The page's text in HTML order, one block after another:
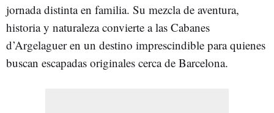
jornada distinta en familia. Su mezcla de aventura,
historia y naturaleza convierte a las Cabanes
d’Argelaguer en un destino imprescindible para quienes
buscan escapadas originales cerca de Barcelona.